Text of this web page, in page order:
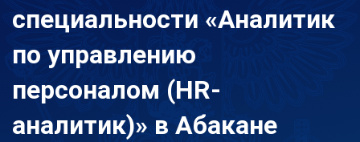
специальности «Аналитик
по управлению
персоналом (HR-
аналитик)» в Абакане